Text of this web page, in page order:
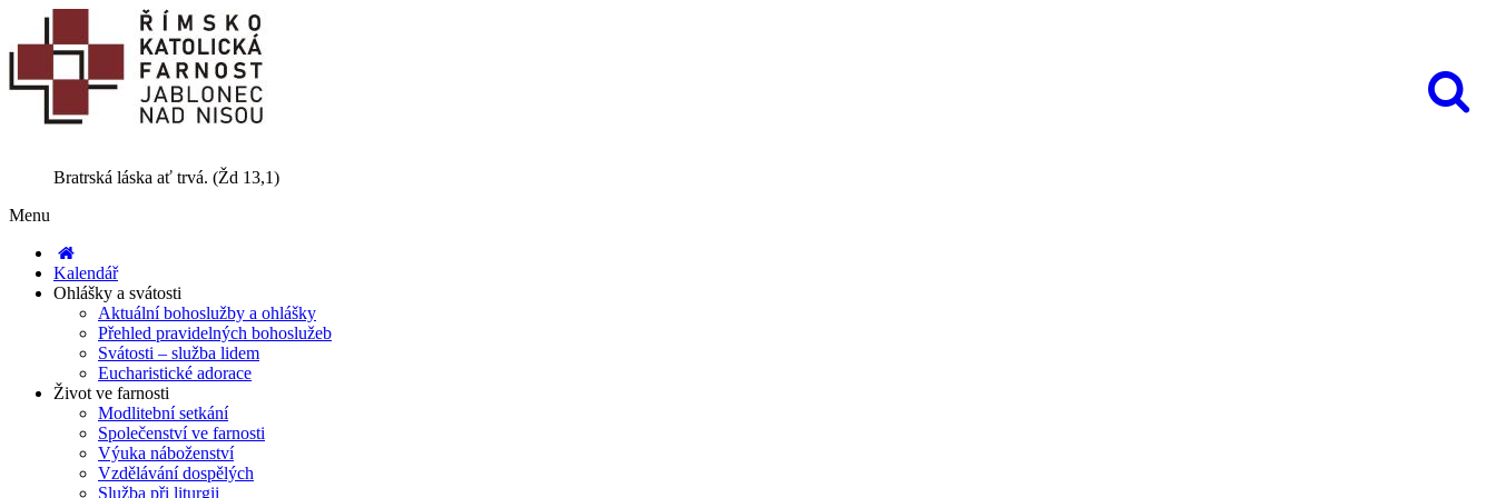
Bratrská láska ať trvá. (Žd 13,1)
Menu
Kalendář
Ohlášky a svátosti
Aktuální bohoslužby a ohlášky
Přehled pravidelných bohoslužeb
Svátosti – služba lidem
Eucharistické adorace
Život ve farnosti
Modlitební setkání
Společenství ve farnosti
Výuka náboženství
Vzdělávání dospělých
Služba při liturgii